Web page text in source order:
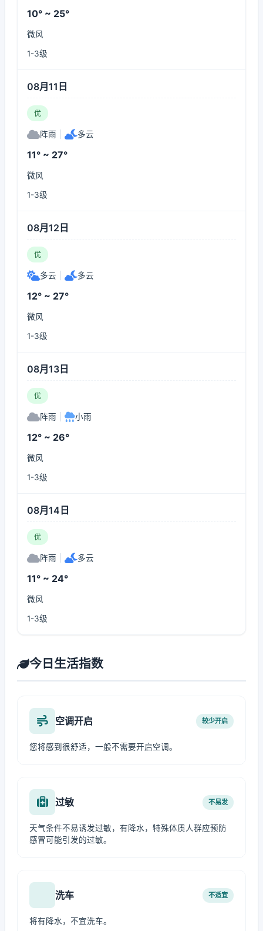
10° ~ 25°
微风
1-3级
08月11日
优
阵雨 多云
11° ~ 27°
微风
1-3级
08月12日
优
多云 多云
12° ~ 27°
微风
1-3级
08月13日
优
阵雨 小雨
12° ~ 26°
微风
1-3级
08月14日
优
阵雨 多云
11° ~ 24°
微风
1-3级
今日生活指数
空调开启 较少开启
您将感到很舒适，一般不需要开启空调。
过敏 不易发
天气条件不易诱发过敏，有降水，特殊体质人群应预防
感冒可能引发的过敏。
洗车 不适宜
将有降水，不宜洗车。